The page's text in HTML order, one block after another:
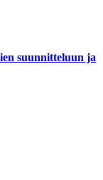
suunnitteluun ja